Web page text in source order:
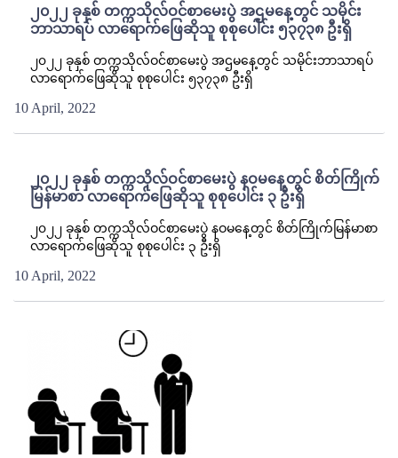
၂၀၂၂ ခုနှစ် တက္ကသိုလ်ဝင်စာမေးပွဲ အဌမနေ့တွင် သမိုင်း
ဘာသာရပ် လာရောက်ဖြေဆိုသူ စုစုပေါင်း ၅၃၇၃၈ ဦးရှိ
၂၀၂၂ ခုနှစ် တက္ကသိုလ်ဝင်စာမေးပွဲ အဌမနေ့တွင် သမိုင်းဘာသာရပ်
လာရောက်ဖြေဆိုသူ စုစုပေါင်း ၅၃၇၃၈ ဦးရှိ
10 April, 2022
၂၀၂၂ ခုနှစ် တက္ကသိုလ်ဝင်စာမေးပွဲ နဝမနေ့တွင် စိတ်ကြိုက်
မြန်မာစာ လာရောက်ဖြေဆိုသူ စုစုပေါင်း ၃ ဦးရှိ
၂၀၂၂ ခုနှစ် တက္ကသိုလ်ဝင်စာမေးပွဲ နဝမနေ့တွင် စိတ်ကြိုက်မြန်မာစာ
လာရောက်ဖြေဆိုသူ စုစုပေါင်း ၃ ဦးရှိ
10 April, 2022